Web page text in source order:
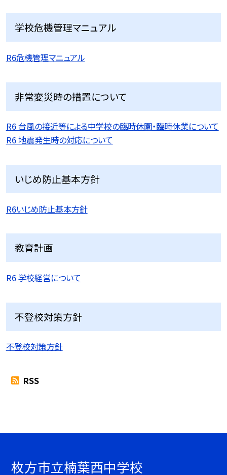
学校危機管理マニュアル
R6危機管理マニュアル
非常変災時の措置について
R6 台風の接近等による中学校の臨時休園・臨時休業について
R6 地震発生時の対応について
いじめ防止基本方針
R6いじめ防止基本方針
教育計画
R6 学校経営について
不登校対策方針
不登校対策方針
RSS
枚方市立楠葉西中学校